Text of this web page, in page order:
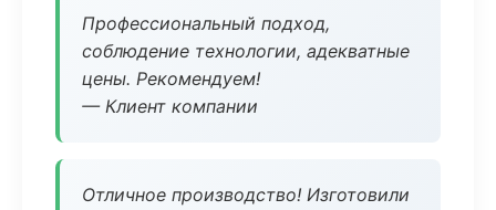
Профессиональный подход,
соблюдение технологии, адекватные
цены. Рекомендуем!
— Клиент компании
Отличное производство! Изготовили